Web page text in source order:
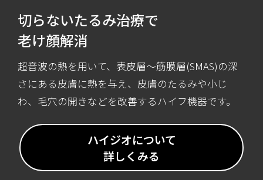
切らないたるみ治療で
老け顔解消
超音波の熱を用いて、表皮層～筋膜層(SMAS)の深
さにある皮膚に熱を与え、皮膚のたるみや小じ
わ、毛穴の開きなどを改善するハイフ機器です。
ハイジオについて
詳しくみる